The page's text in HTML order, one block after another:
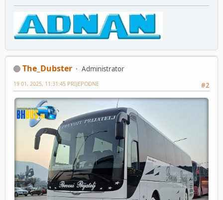
The_Dubster
Administrator
#2
19 01, 2025, 11:31:45 PRIJEPODNE